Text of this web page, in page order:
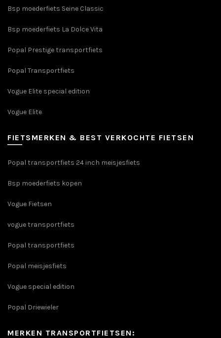
Bsp moederfiets Seine Classic
Bsp moederfiets La Dolce Vita
Popal Prestige transportfiets
Popal Transportfiets
Vogue Elite special edition
Vogue Elite
FIETSMERKEN & BEST VERKOCHTE FIETSEN
Popal transportfiets 24 inch meisjesfiets
Bsp moederfiets kopen
Vogue Fietsen
vogue transportfiets
Popal transportfiets
Popal meisjesfiets
Vogue special edition
Popal Driewieler
MERKEN TRANSPORTFIETSEN: